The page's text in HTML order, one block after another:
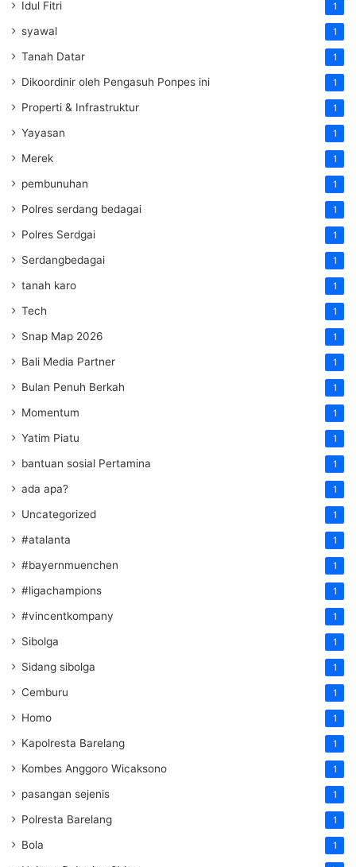
Idul Fitri 1
syawal 1
Tanah Datar 1
Dikoordinir oleh Pengasuh Ponpes ini 1
Properti & Infrastruktur 1
Yayasan 1
Merek 1
pembunuhan 1
Polres serdang bedagai 1
Polres Serdgai 1
Serdangbedagai 1
tanah karo 1
Tech 1
Snap Map 2026 1
Bali Media Partner 1
Bulan Penuh Berkah 1
Momentum 1
Yatim Piatu 1
bantuan sosial Pertamina 1
ada apa? 1
Uncategorized 1
#atalanta 1
#bayernmuenchen 1
#ligachampions 1
#vincentkompany 1
Sibolga 1
Sidang sibolga 1
Cemburu 1
Homo 1
Kapolresta Barelang 1
Kombes Anggoro Wicaksono 1
pasangan sejenis 1
Polresta Barelang 1
Bola 1